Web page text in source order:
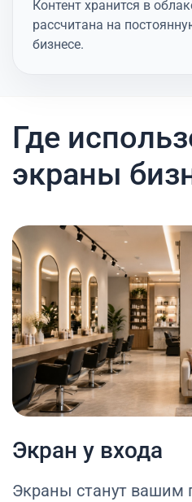
Контент хранится в
рассчитана на
бизнесе.
Где
экраны
Экран у входа
Экраны станут